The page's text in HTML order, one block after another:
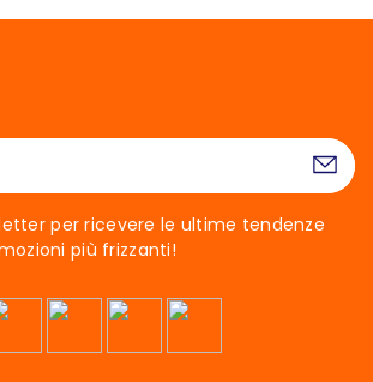
per ricevere le ultime tendenze
più frizzanti!